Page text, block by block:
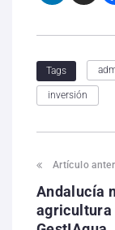
Tags
inversión
Artículo
Andalucía
agricultura